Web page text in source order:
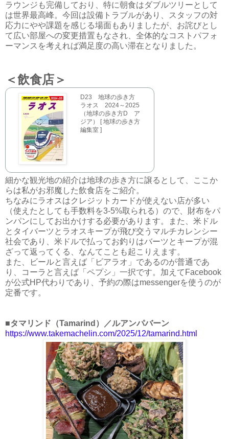
ラウンジも完備しており、特に朝食はダブルツリーとして
は世界最高峰。今回は設備トラブルがあり、スタッフの対
応力にやや課題を感じる場面もありましたが、お詫びとし
て広い部屋への変更措置もなされ、全体的なコストパフォ
ーマンスを考えれば満足度の高い滞在となりました。
＜飲食店＞
D23 地球の歩き方
ラオス 2024～2025
（地球の歩き方D ア
ジア） [ 地球の歩き方
編集室 ]
細かな観光地の紹介は地球の歩き方に譲るとして、ここか
らは私がお邪魔した飲食店をご紹介。
ちなみにラオスはクレジットカードが使えない店が多い
（使えたとしても手数料を3-5%取られる）ので、財布をパ
ンパンにしてお出かけする必要があります。また、米ドル
とタイバーツとラオスキープが飛び交うマルチカレンシー
社会であり、米ドルで払ってお釣りはバーツとキープが混
ざって返ってくる、なんてことも起こりえます。
また、ビールと言えば「ビアラオ」であるのが普通であ
り、コーラと言えば「ペプシ」一択です。加えてFacebook
が公式HP代わりであり、予約の際はmessengerを使うのが
定番です。
■タマリンド（Tamarind）／ルアンパバーン
https://www.takemachelin.com/2025/12/tamarind.html